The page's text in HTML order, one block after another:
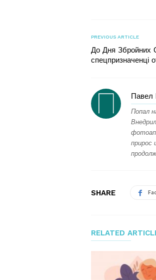
PREVIOUS ARTICLE
До Дня Збройних
спецпризначенці
Павел
Попал
прирос
SHARE
RELATED